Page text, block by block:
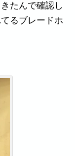
たんで確認し
るブレードホ